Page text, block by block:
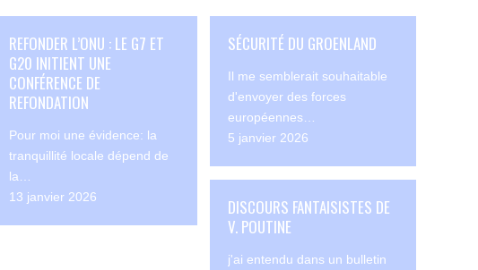
REFONDER L’ONU : LE G7 ET
G20 INITIENT UNE
CONFÉRENCE DE
REFONDATION
Pour moi une évidence: la
tranquillité locale dépend de
la…
13 janvier 2026
SÉCURITÉ DU GROENLAND
Il me semblerait souhaitable
d'envoyer des forces
européennes…
5 janvier 2026
DISCOURS FANTAISISTES DE
V. POUTINE
j'ai entendu dans un bulletin